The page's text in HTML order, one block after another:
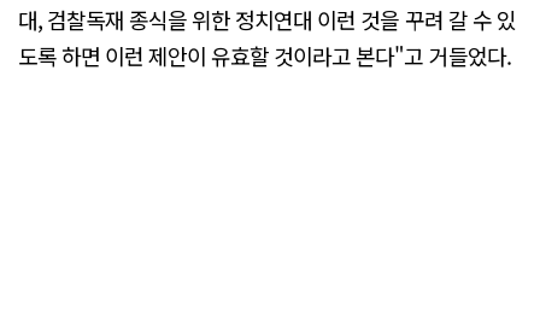
대, 검찰독재 종식을 위한 정치연대 이런 것을 꾸려 갈 수 있
도록 하면 이런 제안이 유효할 것이라고 본다"고 거들었다.